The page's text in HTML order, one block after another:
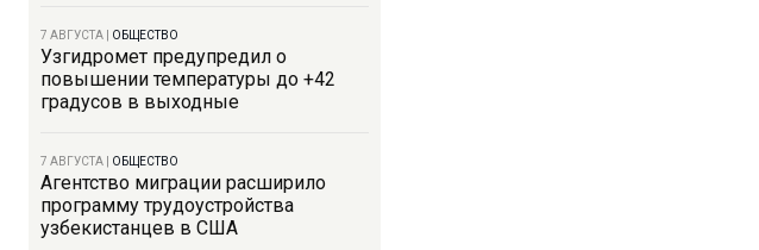
7 АВГУСТА ОБЩЕСТВО
Узгидромет предупредил о
повышении температуры до +42
градусов в выходные
7 АВГУСТА ОБЩЕСТВО
Агентство миграции расширило
программу трудоустройства
узбекистанцев в США